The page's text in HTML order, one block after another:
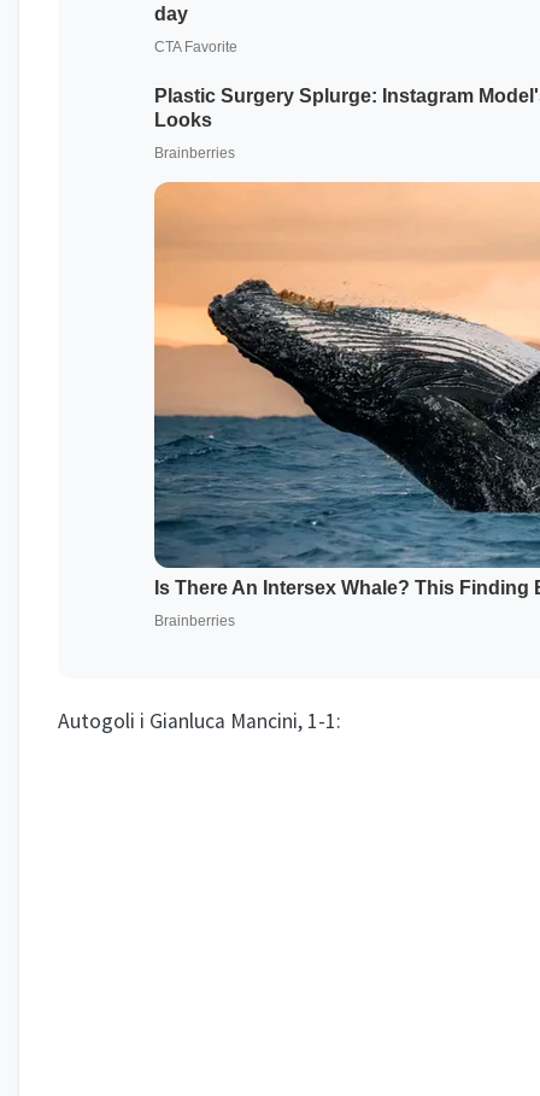
Autogoli i Gianluca Mancini, 1-1: